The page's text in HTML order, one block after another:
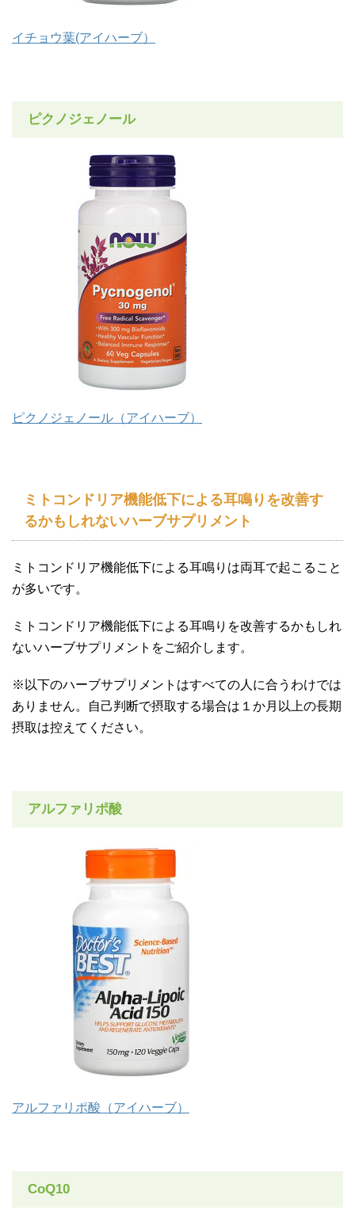
イチョウ葉(アイハーブ）
ピクノジェノール
ピクノジェノール（アイハーブ）
ミトコンドリア機能低下による耳鳴りを改善す
るかもしれないハーブサプリメント
ミトコンドリア機能低下による耳鳴りは両耳で起こること
が多いです。
ミトコンドリア機能低下による耳鳴りを改善するかもしれ
ないハーブサプリメントをご紹介します。
※以下のハーブサプリメントはすべての人に合うわけでは
ありません。自己判断で摂取する場合は１か月以上の長期
摂取は控えてください。
アルファリポ酸
アルファリポ酸（アイハーブ）
CoQ10